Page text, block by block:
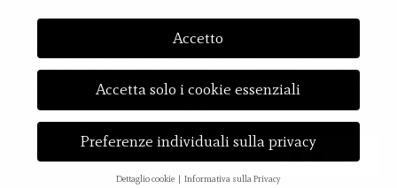
Palata Pepoli (BO) | P.iva: 03721061202 |
Cookies ePrivacy Policy
facebookinstagram
Accetto
Accetta solo i cookie essenziali
Preferenze individuali sulla privacy
Dettaglio cookie Informativa sulla Privacy